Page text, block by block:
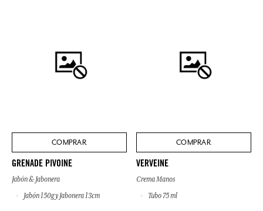
COMPRAR
GRENADE PIVOINE
Jabón & Jabonera
Jabón 150g y Jabonera 13cm
COMPRAR
VERVEINE
Crema Manos
Tubo 75 ml